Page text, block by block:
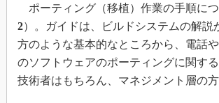
ポーティング（移植）作業の手順に
2）。ガイドは、ビルドシステムの解
方のような基本的なところから、電話
のソフトウェアのポーティングに関す
技術者はもちろん、マネジメント層の方